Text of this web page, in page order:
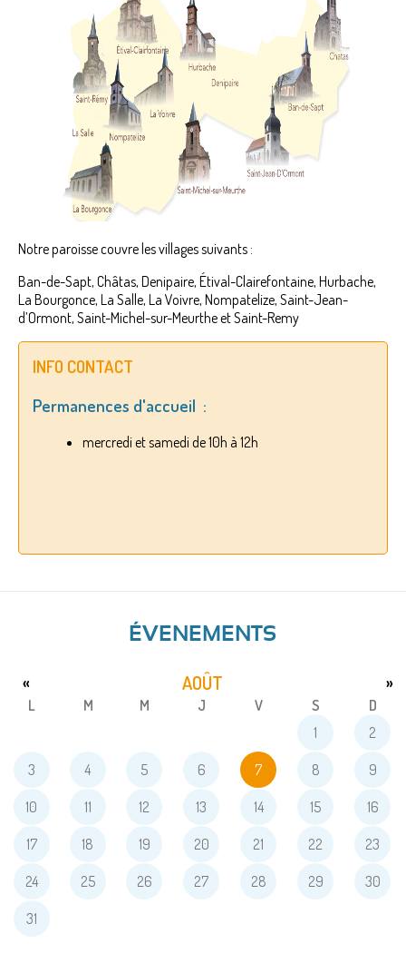
Notre paroisse couvre les villages suivants :
Ban-de-Sapt, Châtas, Denipaire, Étival-Clairefontaine, Hurbache,
La Bourgonce, La Salle, La Voivre, Nompatelize, Saint-Jean-
d’Ormont, Saint-Michel-sur-Meurthe et Saint-Remy
INFO CONTACT
Permanences d'accueil :
mercredi et samedi de 10h à 12h
ÉVENEMENTS
AOÛT
« »
L M M J V S
D
1
2
3 4 5 6 7 8 9
10 11 12 13 14 15 16
17 18 19 20 21 22 23
24 25 26 27 28 29 30
31